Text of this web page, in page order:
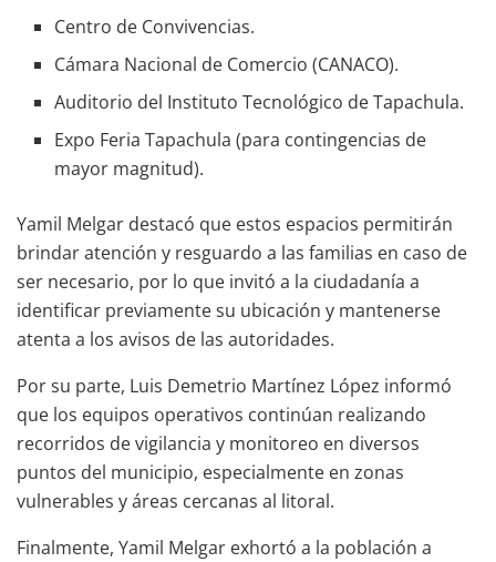
Centro de Convivencias.
Cámara Nacional de Comercio (CANACO).
Auditorio del Instituto Tecnológico de Tapachula.
Expo Feria Tapachula (para contingencias de
mayor magnitud).
Yamil Melgar destacó que estos espacios permitirán
brindar atención y resguardo a las familias en caso de
ser necesario, por lo que invitó a la ciudadanía a
identificar previamente su ubicación y mantenerse
atenta a los avisos de las autoridades.
Por su parte, Luis Demetrio Martínez López informó
que los equipos operativos continúan realizando
recorridos de vigilancia y monitoreo en diversos
puntos del municipio, especialmente en zonas
vulnerables y áreas cercanas al litoral.
Finalmente, Yamil Melgar exhortó a la población a